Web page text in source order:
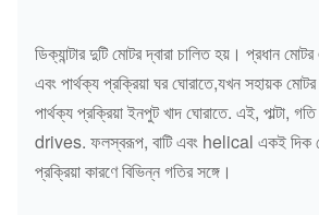
ডিক্যান্টার দুটি মোটর দ্বারা চালিত হয়। প্রধান মোটর
এবং পার্থক্য প্রক্রিয়া ঘর ঘোরাতে,যখন সহায়ক মোটর
পার্থক্য প্রক্রিয়া ইনপুট খাদ ঘোরাতে. এই, পাল্টা,
drives. ফলস্বরূপ, বাটি এবং helical একই দিক
প্রক্রিয়া কারণে বিভিন্ন গতির সঙ্গে।